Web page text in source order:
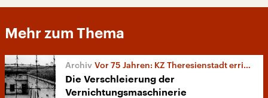
Mehr zum Thema
Vor 75 Jahren: KZ Theresienstadt errichtet
Die Verschleierung der
Vernichtungsmaschinerie